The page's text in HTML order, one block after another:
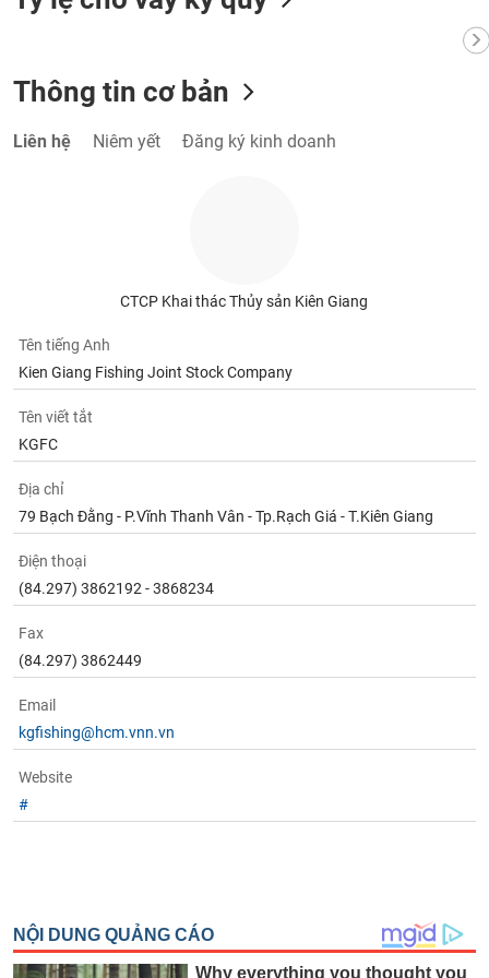
Thông tin cơ bản
Liên hệ Niêm yết Đăng ký kinh doanh
CTCP Khai thác Thủy sản Kiên Giang
Tên tiếng Anh
Kien Giang Fishing Joint Stock Company
Tên viết tắt
KGFC
Địa chỉ
79 Bạch Đằng - P.Vĩnh Thanh Vân - Tp.Rạch Giá - T.Kiên Giang
Điện thoại
(84.297) 3862192 - 3868234
Fax
(84.297) 3862449
Email
kgfishing@hcm.vnn.vn
Website
#
VỤ
SẢN
chứng
(-)
Tất cả
Lãnh
đạo
(-)
Tất cả
tức
(-)
viết
Báo
cáo